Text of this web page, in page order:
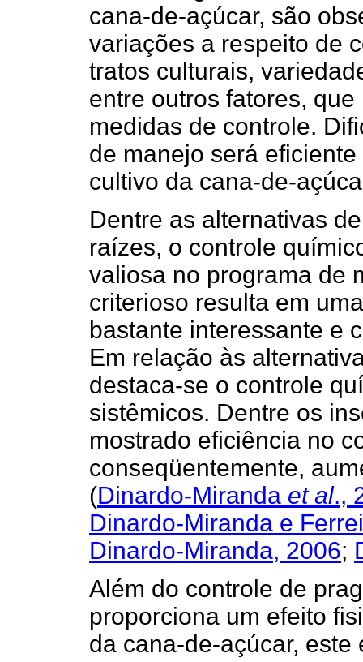
cana-de-açúcar, são
variações a respeito de
tratos culturais,
entre outros fatores,
medidas de controle.
de manejo será
cultivo da cana-de-
Dentre as alternativas
raízes, o controle
valiosa no programa de
criterioso resulta em
bastante interessante e
Em relação às
destaca-se o controle
sistêmicos. Dentre os
mostrado eficiência no
conseqüentemente,
(Dinardo-Miranda et al.,
Dinardo-Miranda e
Dinardo-Miranda, 2006;
Além do controle de
proporciona um efeito
da cana-de-açúcar,